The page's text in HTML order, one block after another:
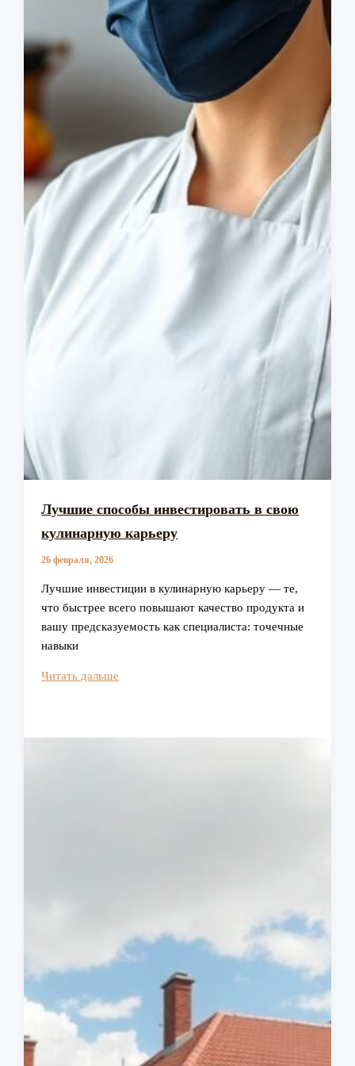
Лучшие способы инвестировать в свою
кулинарную карьеру
26 февраля, 2026
Лучшие инвестиции в кулинарную карьеру — те,
что быстрее всего повышают качество продукта и
вашу предсказуемость как специалиста: точечные
навыки
Лучшие
Читать дальше